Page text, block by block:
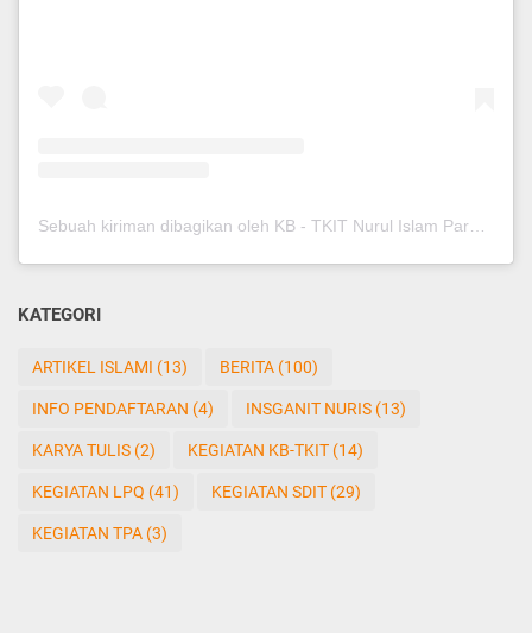
Sebuah kiriman dibagikan oleh KB - TKIT Nurul Islam Pare (@kbtkitnurispare)
KATEGORI
ARTIKEL ISLAMI (13) BERITA (100)
INFO PENDAFTARAN (4) INSGANIT NURIS (13)
KARYA TULIS (2) KEGIATAN KB-TKIT (14)
KEGIATAN LPQ (41) KEGIATAN SDIT (29)
KEGIATAN TPA (3)